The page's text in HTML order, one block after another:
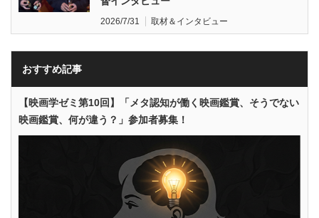
2026/7/31 取材＆インタビュー
おすすめ記事
【映画学ゼミ第10回】「メタ認知が働く映画鑑賞、そうでない
映画鑑賞、何が違う？」参加者募集！